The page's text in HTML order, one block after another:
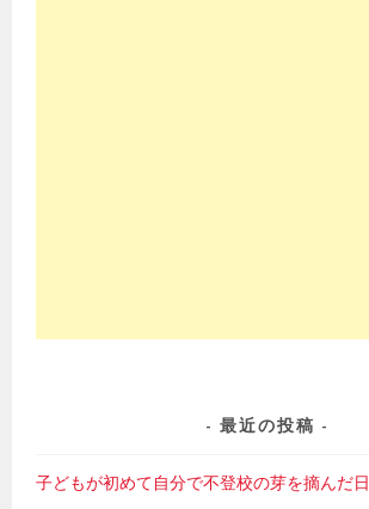
最近の投稿
子どもが初めて自分で不登校の芽を摘んだ日